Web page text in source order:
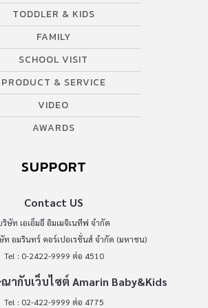
TODDLER & KIDS
FAMILY
SCHOOL VISIT
PRODUCT & SERVICE
VIDEO
AWARDS
SUPPORT
Contact US
ริษัท เอเอ็มอี อิมเมจิเนทีฟ จำกัด
ท อมรินทร์ คอร์เปอเรชั่นส์ จำกัด (มหาชน)
Tel : 0-2422-9999 ต่อ 4510
ากับเว็บไซต์ Amarin Baby&Kids
Tel : 02-422-9999 ต่อ 4775